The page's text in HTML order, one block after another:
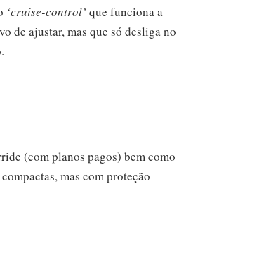
‘cruise-control’ que funciona a
de ajustar, mas que só desliga no
(com planos pagos) bem como
mas com proteção